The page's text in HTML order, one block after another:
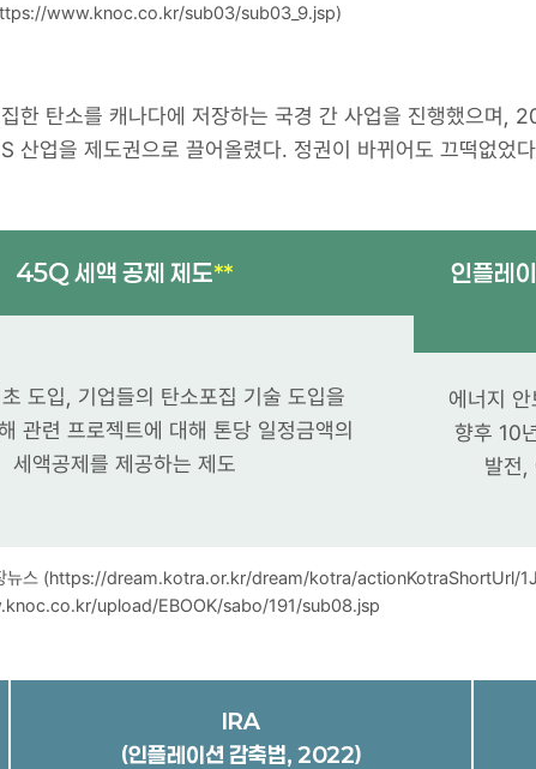
www.knoc.co.kr/sub03/sub03_9.jsp)
한 탄소를 캐나다에 저장하는 국경 간 사업을 진행했으며
산업을 제도권으로 끌어올렸다. 정권이 바뀌어도 끄떡없었
45Q 세액 공제 제도**
도입, 기업들의 탄소포집 기술 도입을
관련 프로젝트에 대해 톤당 일정금액의
세액공제를 제공하는 제도
인플레
에너지
향후 10
발전,
뉴스 (https://dream.kotra.or.kr/dream/kotra/actionKotraShortUrl/
upload/EBOOK/sabo/191/sub08.jsp
IRA
(인플레이션 감축법, 2022)